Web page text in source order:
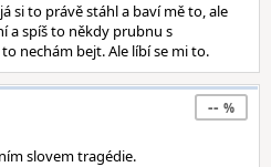
si to právě stáhl a baví mě to, ale
a spíš to někdy prubnu s
nechám bejt. Ale líbí se mi to.
--
slovem tragédie.